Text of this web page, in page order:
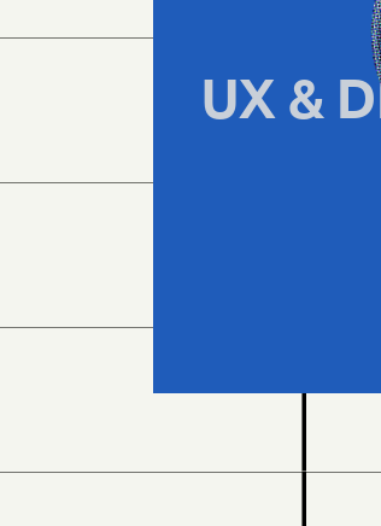
UX &